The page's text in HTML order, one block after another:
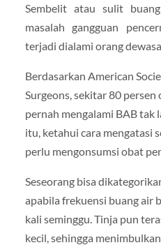
Sembelit atau sulit
masalah gangguan
terjadi dialami orang
Berdasarkan American
Surgeons, sekitar 80
pernah mengalami BAB tak
itu, ketahui cara mengatasi
perlu mengonsumsi obat
Seseorang bisa
apabila frekuensi buang air
kali seminggu. Tinja pun
kecil, sehingga